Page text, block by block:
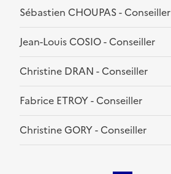
Sébastien CHOUPAS - Conseiller
Jean-Louis COSIO - Conseiller
Christine DRAN - Conseiller
Fabrice ETROY - Conseiller
Christine GORY - Conseiller